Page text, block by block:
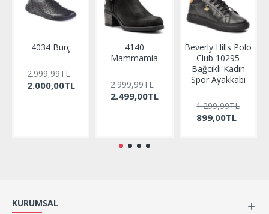
4034 Burç
2.000,00TL
2.999,99TL
4140
Mammamia
2.499,00TL
2.999,99TL
Beverly Hills Polo
Club 10295
Bağcıklı Kadın
Spor Ayakkabı
899,00TL
1.299,99TL
KURUMSAL